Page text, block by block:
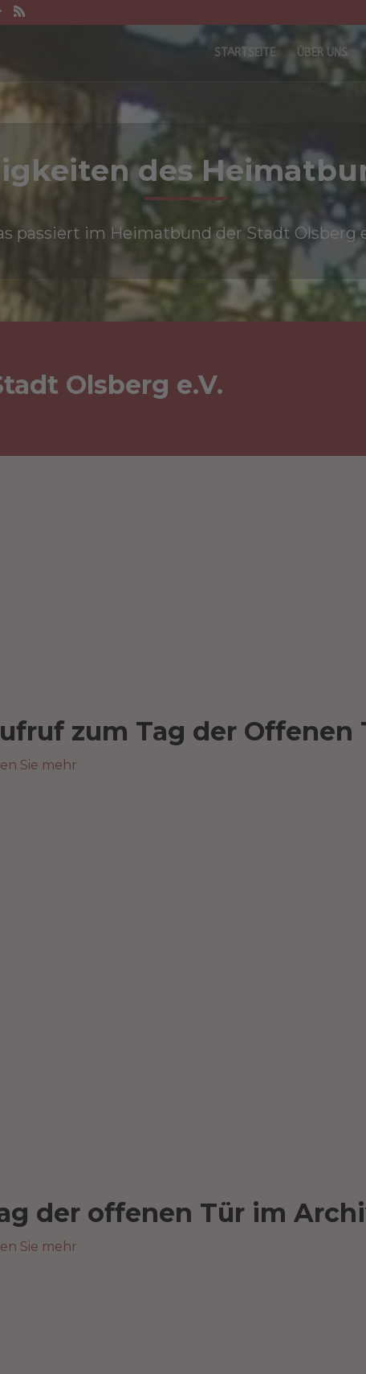
STARTSEITE ÜBER UNS
des
passiert im Heimatbund der Stadt Olsberg
Olsberg e.V.
zum Tag der Offenen
Sie mehr
der offenen Tür im
Sie mehr